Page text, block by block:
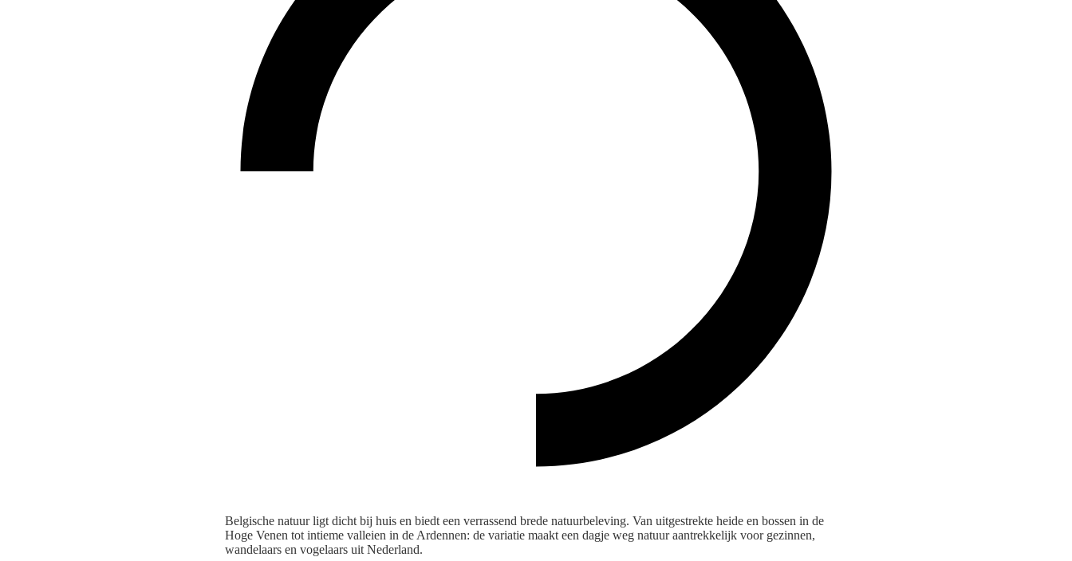
Belgische natuur ligt dicht bij huis en biedt een verrassend brede natuurbeleving. Van uitgestrekte heide en bossen in de
Hoge Venen tot intieme valleien in de Ardennen: de variatie maakt een dagje weg natuur aantrekkelijk voor gezinnen,
wandelaars en vogelaars uit Nederland.